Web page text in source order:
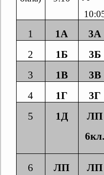
1 1А
3А
2
1Б
3Б
3
1В
3В
4
1Г
3Г
5
1Д
ЛП
6
ЛП
ЛП